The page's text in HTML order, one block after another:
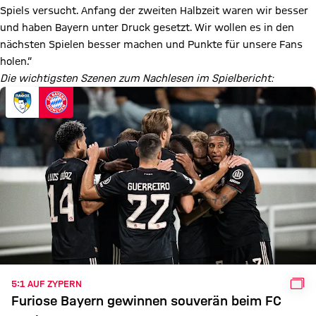
Spiels versucht. Anfang der zweiten Halbzeit waren wir besser
und haben Bayern unter Druck gesetzt. Wir wollen es in den
nächsten Spielen besser machen und Punkte für unsere Fans
holen.“
Die wichtigsten Szenen zum Nachlesen im Spielbericht:
5:1 AUF ZYPERN
Furiose Bayern gewinnen souverän beim FC